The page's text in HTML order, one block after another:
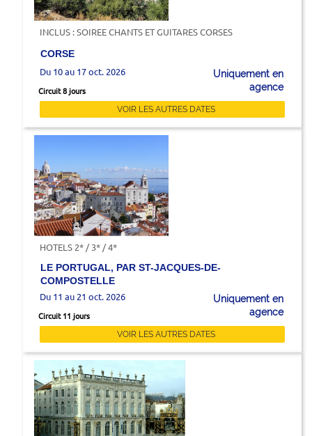
INCLUS : SOIREE CHANTS ET GUITARES CORSES
CORSE
Du 10 au 17 oct. 2026
Circuit 8 jours
Uniquement en
agence
VOIR LES AUTRES DATES
HOTELS 2* / 3* / 4*
LE PORTUGAL, PAR ST-JACQUES-DE-
COMPOSTELLE
Du 11 au 21 oct. 2026
Circuit 11 jours
Uniquement en
agence
VOIR LES AUTRES DATES